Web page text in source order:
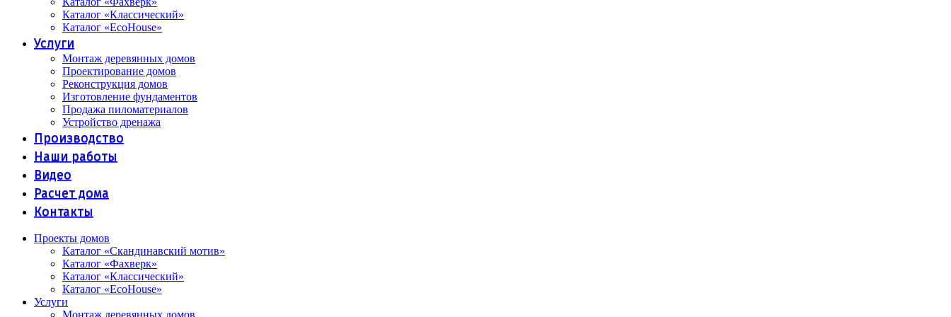
Каталог «Классический»
Каталог «EcoHouse»
Услуги
Монтаж деревянных домов
Проектирование домов
Реконструкция домов
Изготовление фундаментов
Продажа пиломатериалов
Устройство дренажа
Производство
Наши работы
Видео
Расчет дома
Контакты
Проекты домов
Каталог «Скандинавский мотив»
Каталог «Фахверк»
Каталог «Классический»
Каталог «EcoHouse»
Услуги
Монтаж деревянных домов